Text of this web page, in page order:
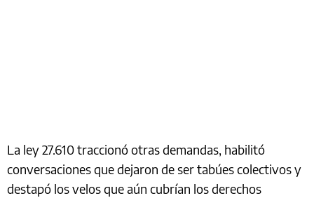
La ley 27.610 traccionó otras demandas, habilitó
conversaciones que dejaron de ser tabúes colectivos y
destapó los velos que aún cubrían los derechos